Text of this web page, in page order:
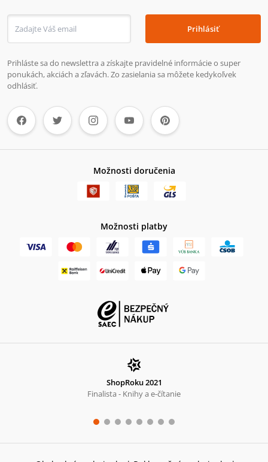
Prihlásiť
Prihláste sa do newslettra a získajte pravidelné informácie o super
ponukách, akciách a zľavách. Zo zasielania sa môžete kedykoľvek
odhlásiť.
Možnosti doručenia
Možnosti platby
ShopRoku 2021
Finalista - Knihy a e-čítanie